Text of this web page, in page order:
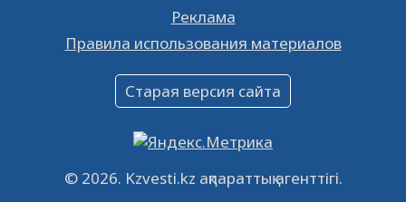
16.12.2022 61028
Объявление
09.12.2022
Свободные рабочие места
© 2026. Kzvesti.kz ақпараттық агенттігі.
Реклама
Правила использования материалов
Старая версия сайта